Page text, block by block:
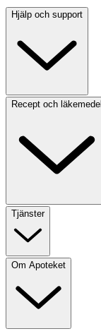
Hjälp och support
Recept och läkemedel
Tjänster
Om Apoteket